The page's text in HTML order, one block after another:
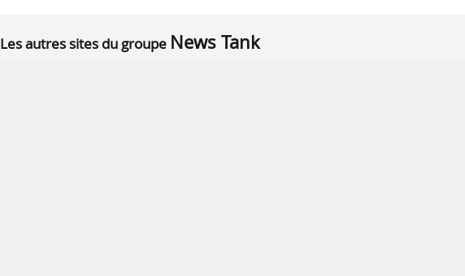
Les autres sites du groupe News Tank